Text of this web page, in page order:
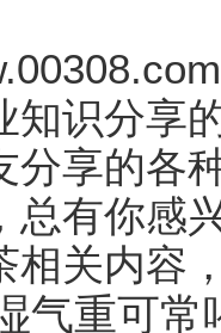
知识分享
分享的各
总有你感
相关内容
气重可常